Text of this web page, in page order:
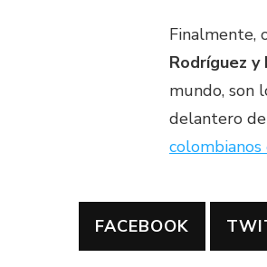
Finalmente,
Rodríguez y
mundo, son
delantero
FACEBOOK